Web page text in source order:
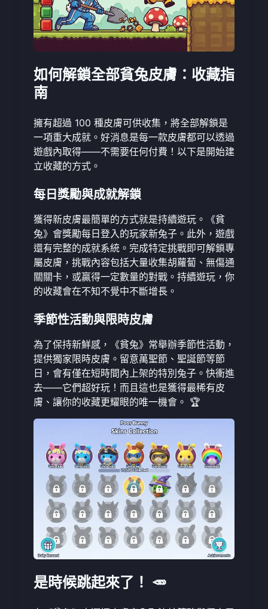
如何解鎖全部貧兔皮膚：收藏指
南
擁有超過 100 種皮膚可供收集，將全部解鎖是
一項重大成就。好消息是每一款皮膚都可以透過
遊戲內取得——不需要任何付費！以下是開始建
立收藏的方式。
每日獎勵與成就解鎖
獲得新皮膚最簡單的方式就是持續遊玩。《貧
兔》會獎勵每日登入的玩家新兔子。此外，遊戲
還有完整的成就系統。完成特定挑戰即可解鎖專
屬皮膚，挑戰內容包括大量收集胡蘿蔔、無傷通
關關卡，或贏得一定數量的對戰。持續遊玩，你
的收藏會在不知不覺中不斷增長。
季節性活動與限時皮膚
為了保持新鮮感，《貧兔》常舉辦季節性活動，
提供獨家限時皮膚。留意萬聖節、聖誕節等節
日，會有僅在短時間內上架的特別兔子。快衝進
去——它們超好玩！而且這也是獲得最稀有皮
膚、讓你的收藏更耀眼的唯一機會。 🏆
是時候跳起來了！ 🥕